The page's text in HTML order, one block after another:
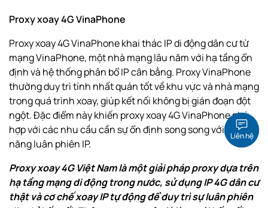
Proxy xoay 4G VinaPhone
Proxy xoay 4G VinaPhone khai thác IP di động dân cư từ
mạng VinaPhone, một nhà mạng lâu năm với hạ tầng ổn
định và hệ thống phân bổ IP cân bằng. Proxy VinaPhone
thường duy trì tính nhất quán tốt về khu vực và nhà mạng
trong quá trình xoay, giúp kết nối không bị gián đoạn đột
ngột. Đặc điểm này khiến proxy xoay 4G VinaPhone phù
hợp với các nhu cầu cần sự ổn định song song với khả
năng luân phiên IP.
Proxy xoay 4G Việt Nam là một giải pháp proxy dựa trên
hạ tầng mạng di động trong nước, sử dụng IP 4G dân cư
thật và cơ chế xoay IP tự động để duy trì sự luân phiên
Liên hệ